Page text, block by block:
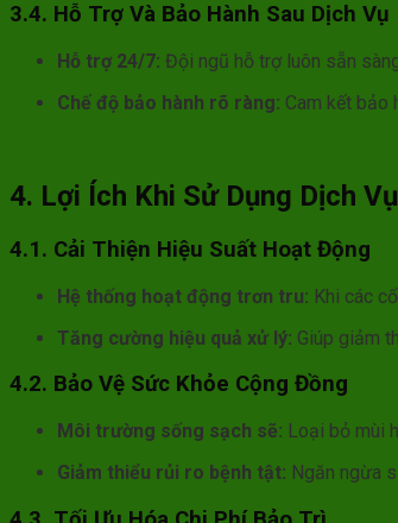
3.4. Hỗ Trợ Và Bảo Hành Sau Dịch Vụ
Hỗ trợ 24/7: Đội ngũ hỗ trợ luôn sẵn
Chế độ bảo hành rõ ràng: Cam kết bảo
4. Lợi Ích Khi Sử Dụng Dịch
4.1. Cải Thiện Hiệu Suất Hoạt Động
Hệ thống hoạt động trơn tru: Khi các
Tăng cường hiệu quả xử lý: Giúp giảm
4.2. Bảo Vệ Sức Khỏe Cộng Đồng
Môi trường sống sạch sẽ: Loại bỏ mùi
Giảm thiểu rủi ro bệnh tật: Ngăn ngừa